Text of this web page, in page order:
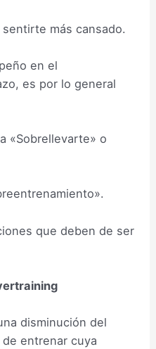
más cansado.
en el
es por lo general
«Sobrellevarte» o
que deben de ser
disminución del
entrenar cuya